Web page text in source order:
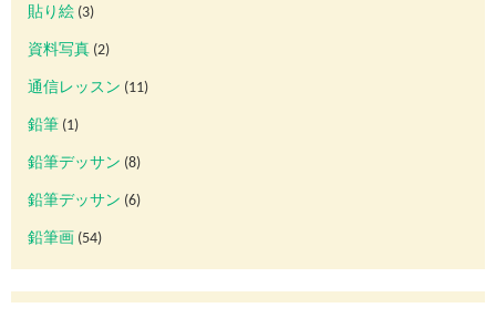
貼り絵 (3)
資料写真 (2)
通信レッスン (11)
鉛筆 (1)
鉛筆デッサン (8)
鉛筆デッサン (6)
鉛筆画 (54)